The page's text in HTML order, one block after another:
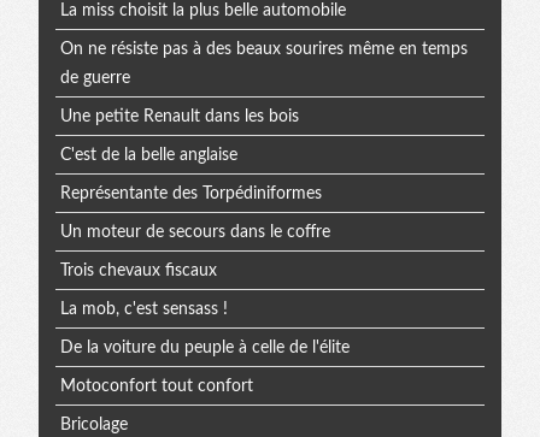
La miss choisit la plus belle automobile
On ne résiste pas à des beaux sourires même en temps
de guerre
Une petite Renault dans les bois
C'est de la belle anglaise
Représentante des Torpédiniformes
Un moteur de secours dans le coffre
Trois chevaux fiscaux
La mob, c'est sensass !
De la voiture du peuple à celle de l'élite
Motoconfort tout confort
Bricolage